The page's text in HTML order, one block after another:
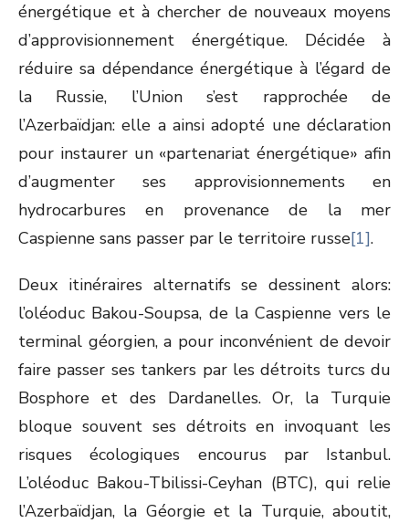
énergétique et à chercher de nouveaux moyens
d’approvisionnement énergétique. Décidée à
réduire sa dépendance énergétique à l’égard de
la Russie, l’Union s’est rapprochée de
l’Azerbaïdjan: elle a ainsi adopté une déclaration
pour instaurer un «partenariat énergétique» afin
d’augmenter ses approvisionnements en
hydrocarbures en provenance de la mer
Caspienne sans passer par le territoire russe[1].
Deux itinéraires alternatifs se dessinent alors:
l’oléoduc Bakou-Soupsa, de la Caspienne vers le
terminal géorgien, a pour inconvénient de devoir
faire passer ses tankers par les détroits turcs du
Bosphore et des Dardanelles. Or, la Turquie
bloque souvent ses détroits en invoquant les
risques écologiques encourus par Istanbul.
L’oléoduc Bakou-Tbilissi-Ceyhan (BTC), qui relie
l’Azerbaïdjan, la Géorgie et la Turquie, aboutit,